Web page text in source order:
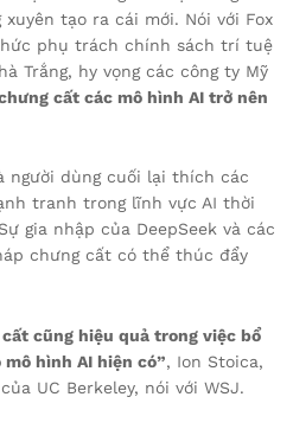
tạo ra cái mới. Nói với Fox
phụ trách chính sách trí tuệ
Trắng, hy vọng các công ty Mỹ
cất các mô hình AI trở nên
người dùng cuối lại thích các
tranh trong lĩnh vực AI thời
gia nhập của DeepSeek và các
chưng cất có thể thúc đẩy
cũng hiệu quả trong việc bổ
hình AI hiện có”, Ion Stoica,
UC Berkeley, nói với WSJ.